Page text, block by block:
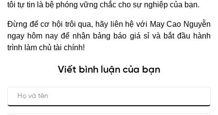
tôi tự tin là bệ phóng vững chắc cho sự nghiệp của bạn.
Đừng để cơ hội trôi qua, hãy liên hệ với May Cao Nguyễn
ngay hôm nay để nhận bảng báo giá sỉ và bắt đầu hành
trình làm chủ tài chính!
Viết bình luận của bạn